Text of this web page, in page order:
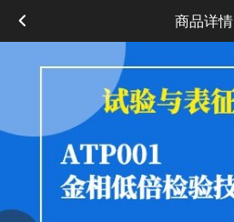
商品详情